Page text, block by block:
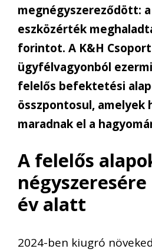
megnégyszereződött:
eszközérték
forintot. A K&H
ügyfélvagyonból
felelős befektetési
összpontosul, amelyek
maradnak el a
A felelős
év alatt
2024-ben kiugró